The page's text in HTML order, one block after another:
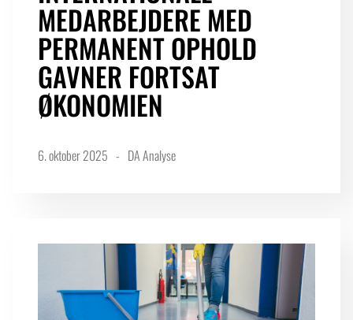
MEDARBEJDERE MED
PERMANENT OPHOLD
GAVNER FORTSAT
ØKONOMIEN
6. oktober 2025 DA Analyse